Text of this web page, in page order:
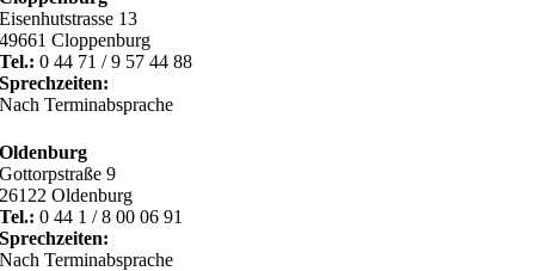
Eisenhutstrasse 13
49661 Cloppenburg
Tel.: 0 44 71 / 9 57 44 88
Sprechzeiten:
Nach Terminabsprache
Oldenburg
Gottorpstraße 9
26122 Oldenburg
Tel.: 0 44 1 / 8 00 06 91
Sprechzeiten:
Nach Terminabsprache